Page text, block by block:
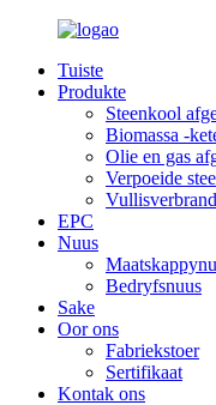
Tuiste
Produkte
Steenkool
Biomassa -
Olie en gas
Verpoeide
EPC
Nuus
Bedryfsnuus
Sake
Oor ons
Fabriekstoer
Sertifikaat
Kontak ons